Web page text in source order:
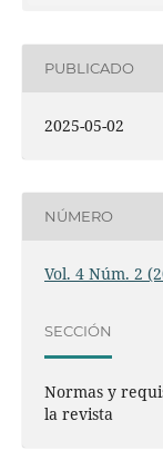
PUBLICADO
2025-05-02
NÚMERO
Vol. 4 Núm. 2
SECCIÓN
Normas y
la revista